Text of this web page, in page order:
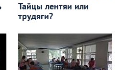
Тайцы лентяи или
трудяги?